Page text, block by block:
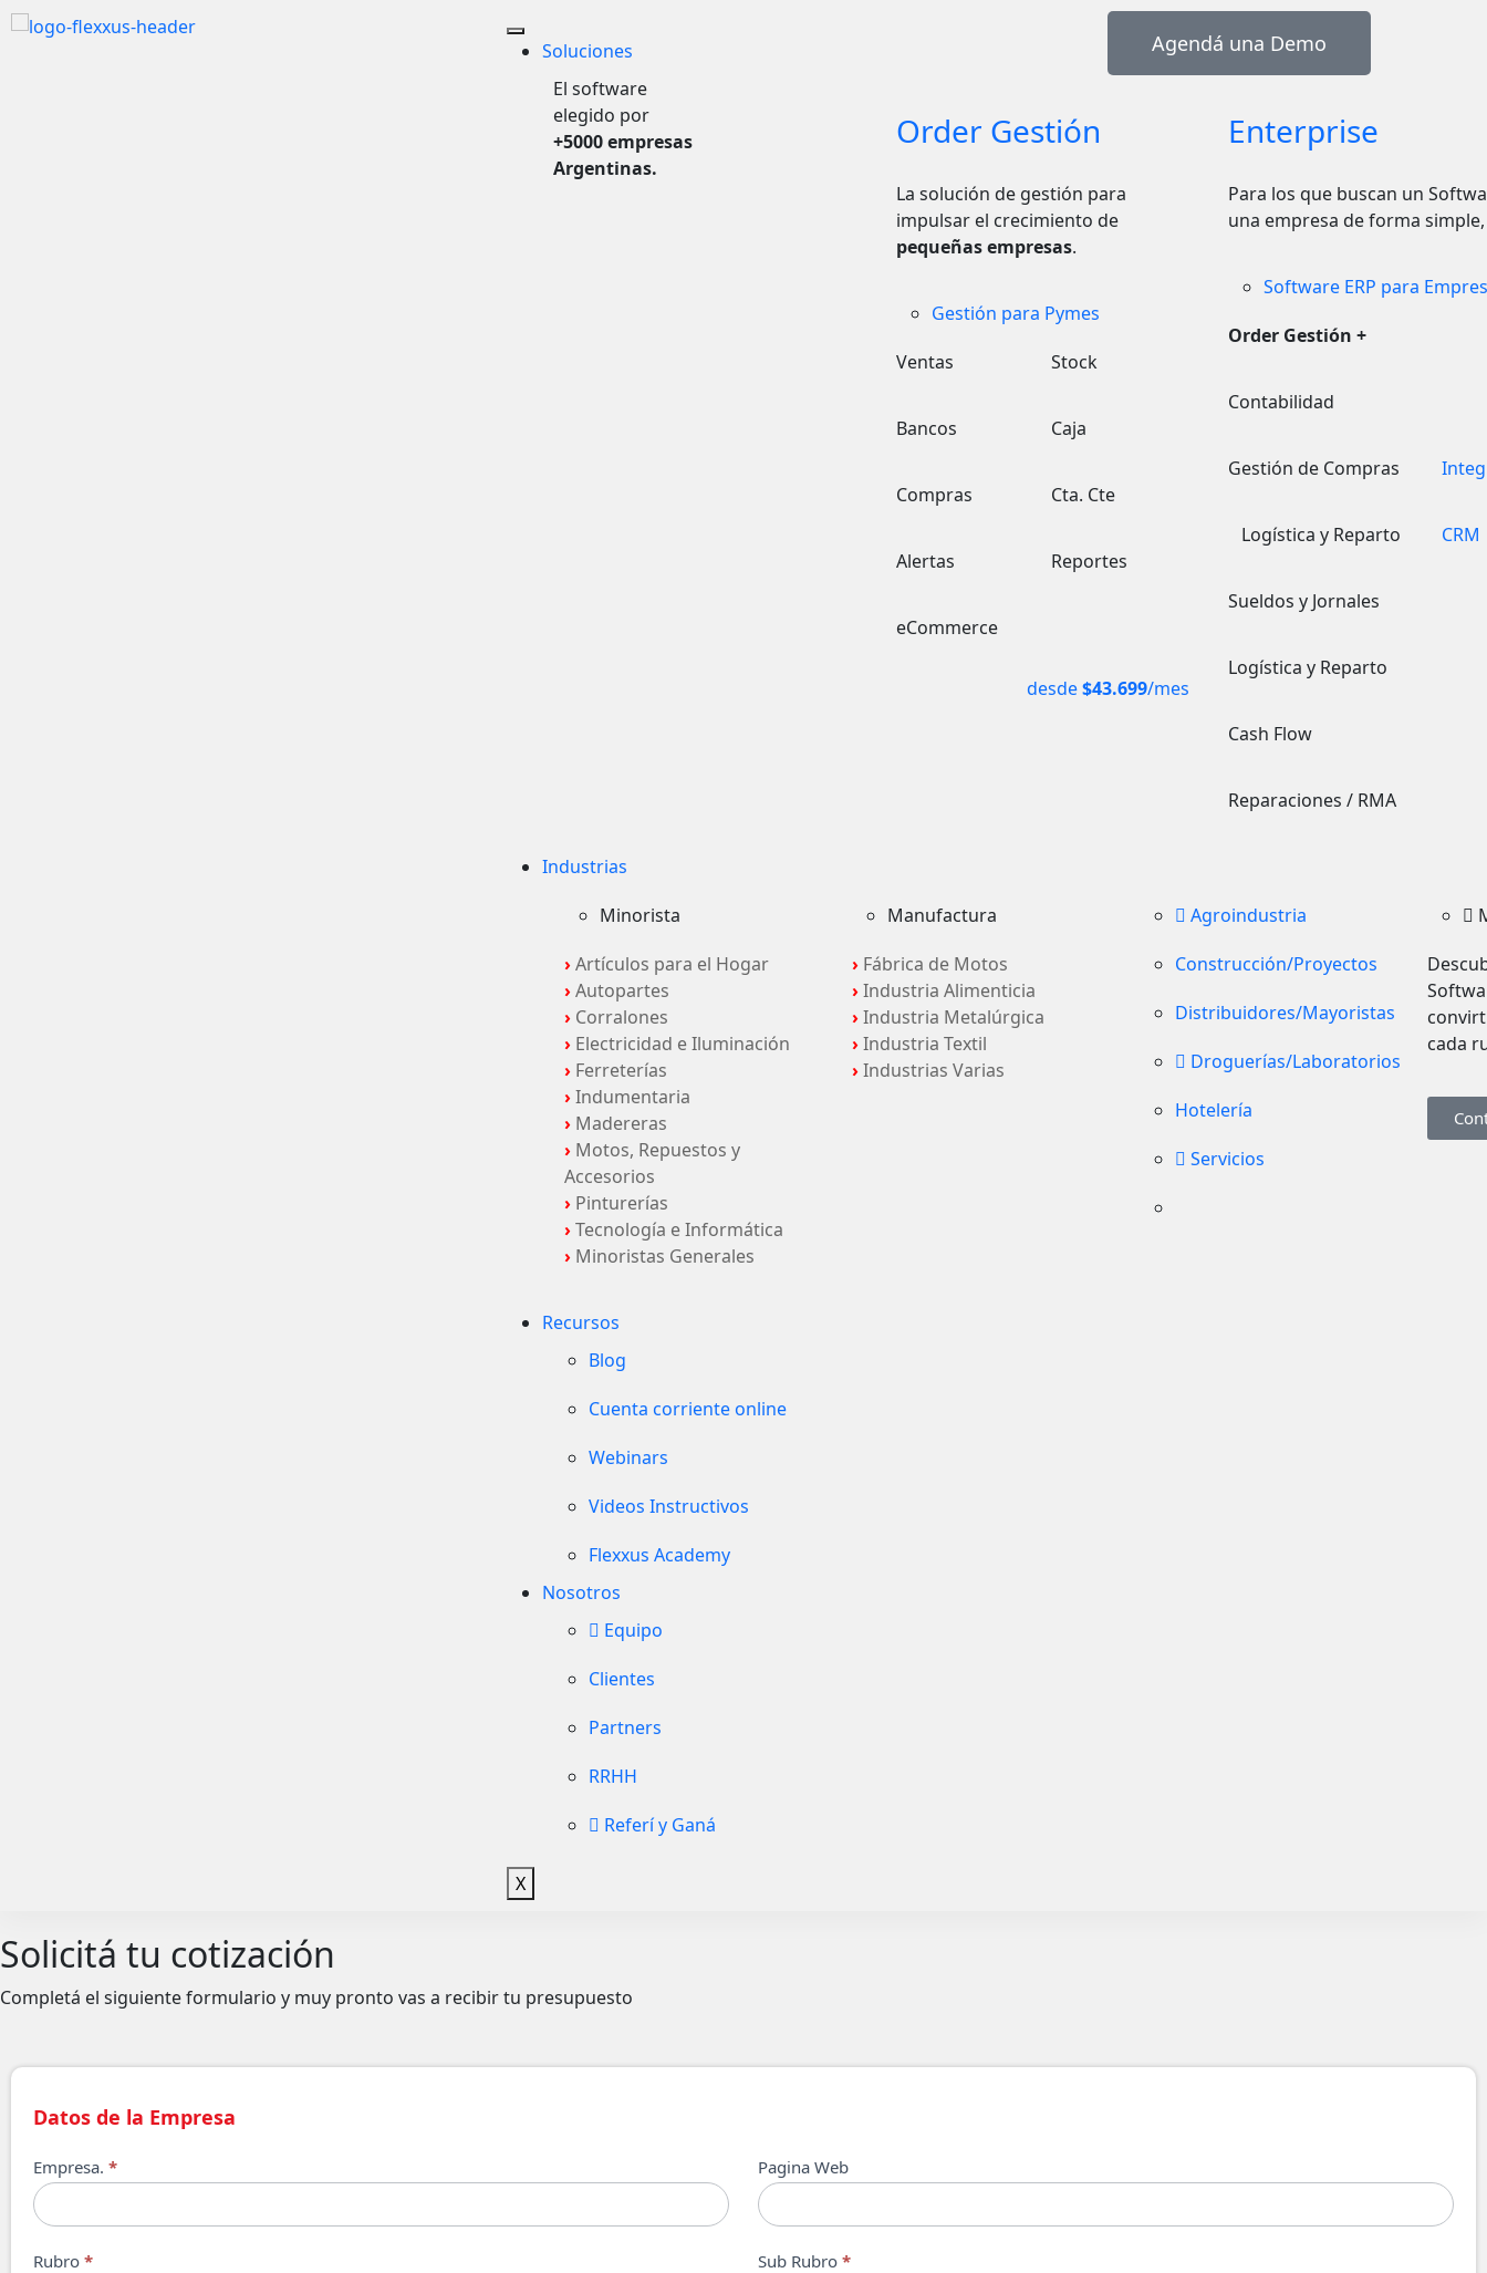
Soluciones
El software
elegido por
+5000 empresas
Argentinas.
Order Gestión
La solución de gestión para
impulsar el crecimiento de
pequeñas empresas.
Gestión para Pymes
Ventas
Stock
Bancos Caja
Compras Cta. Cte
Alertas Reportes
eCommerce
desde$43.699/mes
Enterprise
Para los que buscan un
una empresa de forma
Software ERP para
Order Gestión +
Contabilidad
Gestión de Compras
Logística y Reparto CRM
Sueldos y Jornales
Logística y Reparto
Cash Flow
Reparaciones / RMA
Industrias
Minorista
›Artículos para el Hogar
›Autopartes
› Corralones
› Electricidad e Iluminación
› Ferreterías
›Indumentaria
› Madereras
› Motos, Repuestos y
Accesorios
› Pinturerías
›Tecnología e Informática
› Minoristas Generales
Manufactura
› Fábrica de Motos
›Industria Alimenticia
›Industria Metalúrgica
›Industria Textil
›Industrias Varias
Agroindustria
Construcción/Proyectos
Distribuidores/Mayoristas
Droguerías/Laboratorios
Hotelería
Servicios
cada
Recursos
Blog
Cuenta corriente online
Webinars
Videos Instructivos
Flexxus Academy
Nosotros
Equipo
Clientes
Partners
RRHH
Referí y Ganá
X
Agendá una Demo
Solicitá tu cotización
Completá el siguiente formulario y muy pronto vas a recibir tu presupuesto
Datos de la Empresa
Empresa. * Pagina Web
Rubro * Sub Rubro *